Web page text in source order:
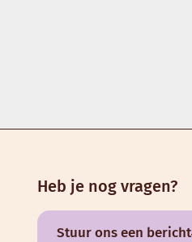
Heb je nog vragen?
Stuur ons een bericht